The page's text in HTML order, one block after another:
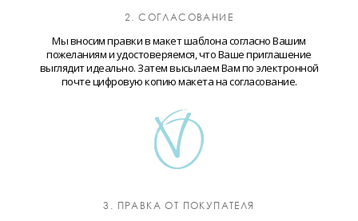
2. СОГЛАСОВАНИЕ
Мы вносим правки в макет шаблона согласно Вашим
пожеланиям и удостоверяемся, что Ваше приглашение
выглядит идеально. Затем высылаем Вам по электронной
почте цифровую копию макета на согласование.
3. ПРАВКА ОТ ПОКУПАТЕЛЯ